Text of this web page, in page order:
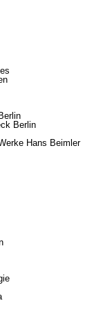
Berlin
Hans Beimler